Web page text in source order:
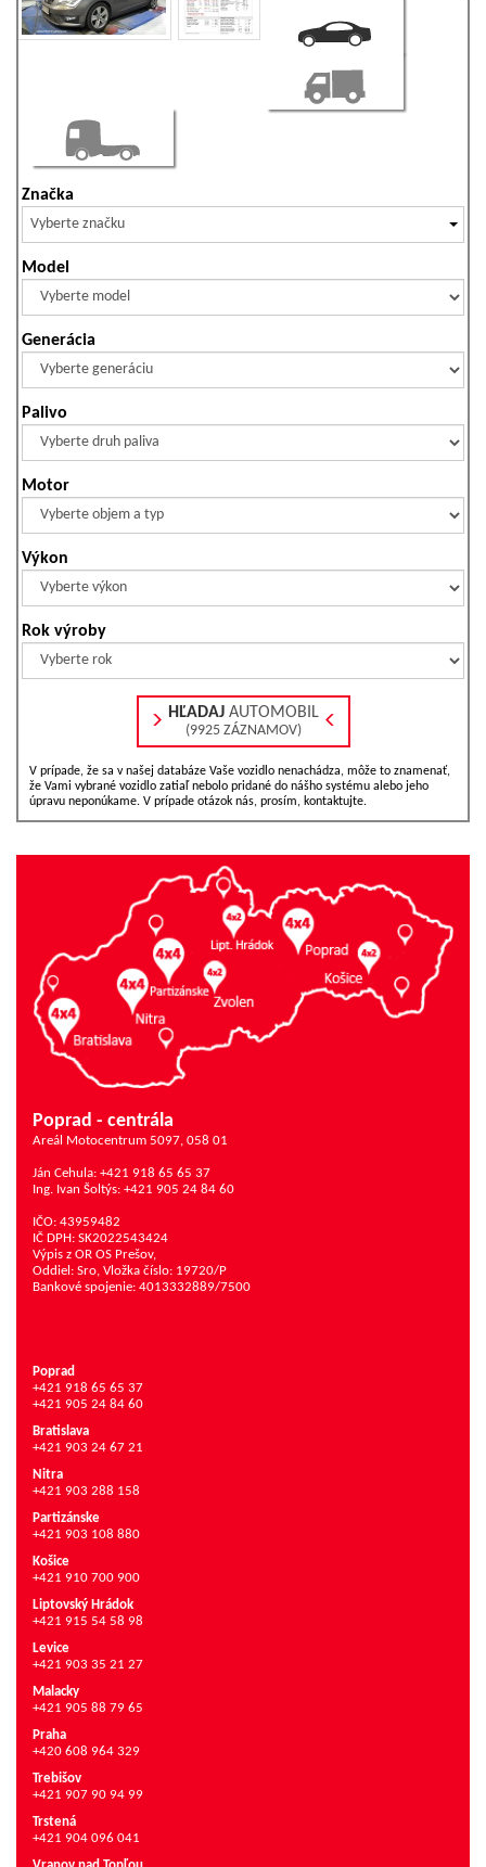
Značka
Vyberte značku
Model
Generácia
Palivo
Motor
Výkon
Rok výroby
HĽADAJAUTOMOBIL
(9925 ZÁZNAMOV)
V prípade, že sa v našej databáze Vaše vozidlo nenachádza, môže to znamenať,
že Vami vybrané vozidlo zatiaľ nebolo pridané do nášho systému alebo jeho
úpravu neponúkame. V prípade otázok nás, prosím, kontaktujte.
Poprad - centrála
Areál Motocentrum 5097, 058 01
Ján Cehula: +421 918 65 65 37
Ing. Ivan Šoltýs: +421 905 24 84 60
IČO: 43959482
IČ DPH: SK2022543424
Výpis z OR OS Prešov,
Oddiel: Sro, Vložka číslo: 19720/P
Bankové spojenie: 4013332889/7500
Poprad
+421 918 65 65 37
+421 905 24 84 60
Bratislava
+421 903 24 67 21
Nitra
+421 903 288 158
Partizánske
+421 903 108 880
Košice
+421 910 700 900
Liptovský Hrádok
+421 915 54 58 98
Levice
+421 903 35 21 27
Malacky
+421 905 88 79 65
Praha
+420 608 964 329
Trebišov
+421 907 90 94 99
Trstená
+421 904 096 041